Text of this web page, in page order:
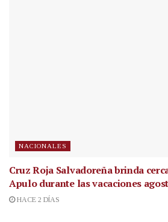
NACIONALES
Cruz Roja Salvadoreña brinda
Apulo durante las vacaciones
HACE 2 DÍAS